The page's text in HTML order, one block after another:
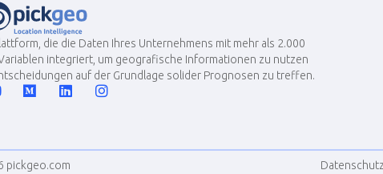
die die Daten Ihres Unternehmens mit mehr als 2.000
integriert, um geografische Informationen zu nutzen
auf der Grundlage solider Prognosen zu treffen.
pickgeo.com